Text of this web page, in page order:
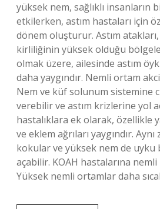
yüksek nem, sağlıklı insanların
etkilerken, astım hastaları için
dönem oluşturur. Astım
kirliliğinin yüksek olduğu
olmak üzere, ailesinde astım
daha yaygındır. Nemli ortam
Nem ve küf solunum sistemine
verebilir ve astım krizlerine yol
hastalıklara ek olarak, özellikle
ve eklem ağrıları yaygındır.
kokular ve yüksek nem de uyku
açabilir. KOAH hastalarına
Yüksek nemli ortamlar daha